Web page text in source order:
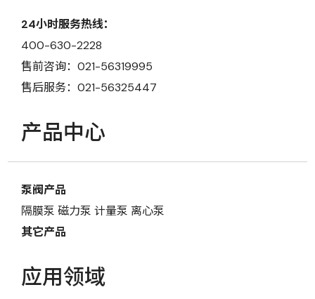
24小时服务热线：
400-630-2228
售前咨询：021-56319995
售后服务：021-56325447
产品中心
泵阀产品
隔膜泵 磁力泵 计量泵 离心泵
其它产品
应用领域